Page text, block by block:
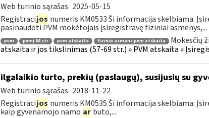
Web turinio sąrašas 2025-05-15
Registracijos numeris KM0533 Ši informacija skelbiama:
pasinaudoti PVM mokėtojais įsiregistravę fiziniai asmenys,...
pvm pvmį 58 str pvm atskaita fizinio asmens pvm atskaita Mokesčių
atskaita ir jos tikslinimas (57-69 str.) » PVM atskaita »
ilgalaikio turto, prekių (paslaugų), susijusių su
Web turinio sąrašas 2018-11-22
Registracijos numeris KM0535 Ši informacija skelbiama:
kaip gyvenamojo namo ar buto,...